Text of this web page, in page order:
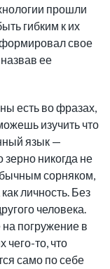
прошли
гибким к их
свое
ее
есть во фразах,
изучить что
язык —
никогда не
сорняком,
личность. Без
человека.
погружение в
чего-то, что
само по себе